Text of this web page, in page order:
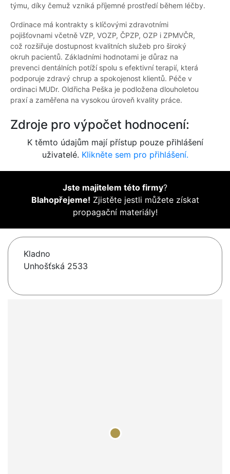
týmu, díky čemuž vzniká příjemné prostředí během léčby.
Ordinace má kontrakty s klíčovými zdravotními
pojišťovnami včetně VZP, VOZP, ČPZP, OZP i ZPMVČR,
což rozšiřuje dostupnost kvalitních služeb pro široký
okruh pacientů. Základními hodnotami je důraz na
prevenci dentálních potíží spolu s efektivní terapií, která
podporuje zdravý chrup a spokojenost klientů. Péče v
ordinaci MUDr. Oldřicha Peška je podložena dlouholetou
praxí a zaměřena na vysokou úroveň kvality práce.
Zdroje pro výpočet hodnocení:
K těmto údajům mají přístup pouze přihlášení
uživatelé. Klikněte sem pro přihlášení.
Jste majitelem této firmy?
Blahopřejeme! Zjistěte jestli můžete získat
propagační materiály!
Kladno
Unhošťská 2533